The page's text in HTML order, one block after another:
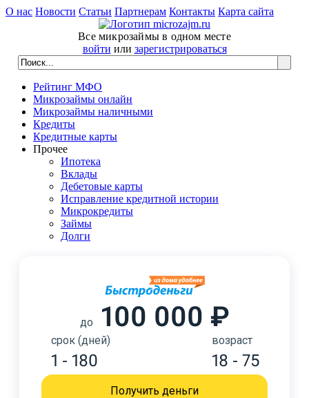
О нас Новости Статьи Партнерам Контакты Карта сайта
Все микрозаймы в одном месте
войти или зарегистрироваться
Рейтинг МФО
Микрозаймы онлайн
Микрозаймы наличными
Кредиты
Кредитные карты
Прочее
Ипотека
Вклады
Дебетовые карты
Исправление кредитной истории
Микрокредиты
Займы
Долги
до 100 000 ₽
срок (дней)
1 - 180
возраст
18 - 75
Получить деньги